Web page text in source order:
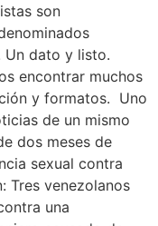
son
Un dato y listo.
encontrar muchos
y formatos. Uno
de un mismo
dos meses de
sexual contra
Tres venezolanos
una